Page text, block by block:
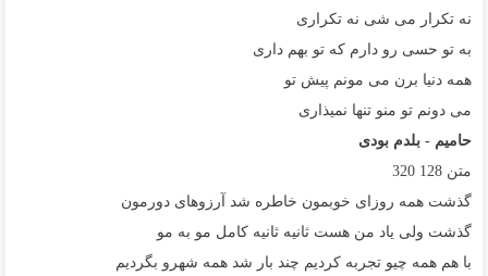
ﻧﻪ ﺗﻜﺮار ﻣﻰ ﺷﻰ ﻧﻪ ﺗﻜﺮاری
ﺑﻪ ﺗﻮ ﺣﺴﻰ رو دارم ﻛﻪ ﺗﻮ ﺑﻬﻢ داری
ﻫﻤﻪ دﻧﻴﺎ ﺑﺮن ﻣﻰ ﻣﻮﻧﻢ ﭘﻴﺶ ﺗﻮ
ﻣﻰ دوﻧﻢ ﺗﻮ ﻣﻨﻮ ﺗﻨﻬﺎ ﻧﻤﻴﺬاری
حامیم - بلدم بودی
متن 128
320
گذشت همه روزای خوبمون خاطره شد آرزوهای دورمون
گذشت ولی یاد من هست ثانیه ثانیه کامل مو به مو
با هم همه چیو تجربه کردیم چند بار شد همه شهرو بگردیم